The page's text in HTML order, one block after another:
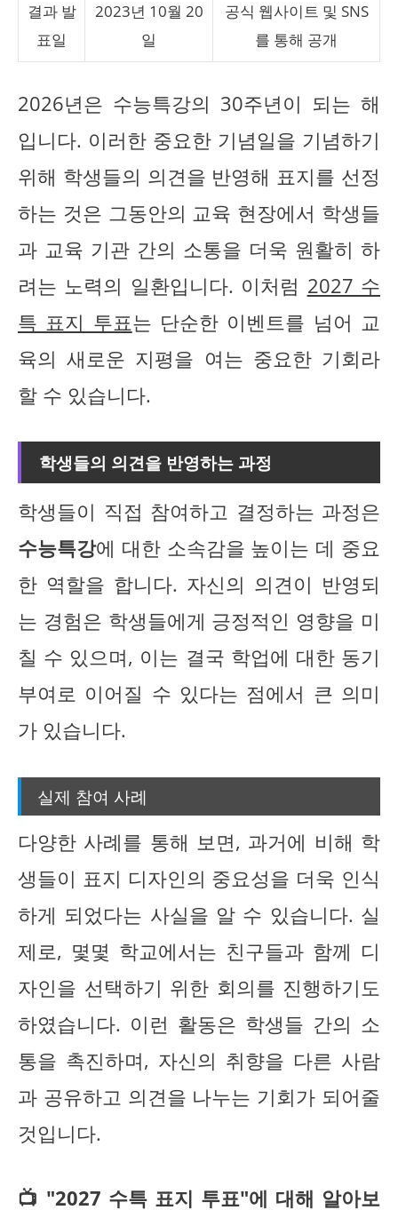
결과 발
표일
2023년 10월 20
일
공식 웹사이트 및 SNS
를 통해 공개
2026년은 수능특강의 30주년이 되는 해
입니다. 이러한 중요한 기념일을 기념하기
위해 학생들의 의견을 반영해 표지를 선정
하는 것은 그동안의 교육 현장에서 학생들
과 교육 기관 간의 소통을 더욱 원활히 하
려는 노력의 일환입니다. 이처럼 2027 수
특 표지 투표는 단순한 이벤트를 넘어 교
육의 새로운 지평을 여는 중요한 기회라
할 수 있습니다.
학생들의 의견을 반영하는 과정
학생들이 직접 참여하고 결정하는 과정은
수능특강에 대한 소속감을 높이는 데 중요
한 역할을 합니다. 자신의 의견이 반영되
는 경험은 학생들에게 긍정적인 영향을 미
칠 수 있으며, 이는 결국 학업에 대한 동기
부여로 이어질 수 있다는 점에서 큰 의미
가 있습니다.
실제 참여 사례
다양한 사례를 통해 보면, 과거에 비해 학
생들이 표지 디자인의 중요성을 더욱 인식
하게 되었다는 사실을 알 수 있습니다. 실
제로, 몇몇 학교에서는 친구들과 함께 디
자인을 선택하기 위한 회의를 진행하기도
하였습니다. 이런 활동은 학생들 간의 소
통을 촉진하며, 자신의 취향을 다른 사람
과 공유하고 의견을 나누는 기회가 되어줄
것입니다.
📺 "2027 수특 표지 투표"에 대해 알아보